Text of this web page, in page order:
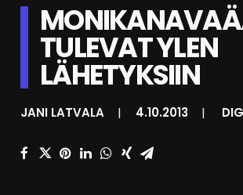
KESKUSTELU
SHOP
TULEVAT YLEN
LÄHETYKSIIN
JANI LATVALA | 4.10.2013 |